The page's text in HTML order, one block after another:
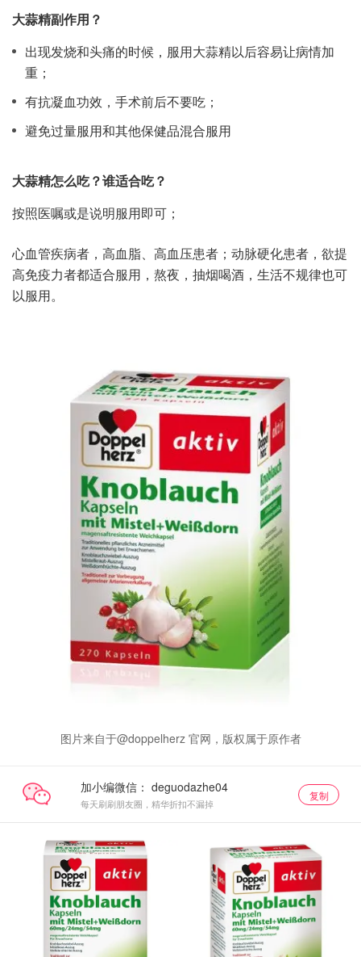
大蒜精副作用？
出现发烧和头痛的时候，服用大蒜精以后容易让病情加
重；
有抗凝血功效，手术前后不要吃；
避免过量服用和其他保健品混合服用
大蒜精怎么吃？谁适合吃？
按照医嘱或是说明服用即可；
心血管疾病者，高血脂、高血压患者；动脉硬化患者，欲提
高免疫力者都适合服用，熬夜，抽烟喝酒，生活不规律也可
以服用。
图片来自于@doppelherz 官网，版权属于原作者
加小编微信：
每天刷刷朋友圈，精华折扣不漏掉
复制
单品小组 单品小组